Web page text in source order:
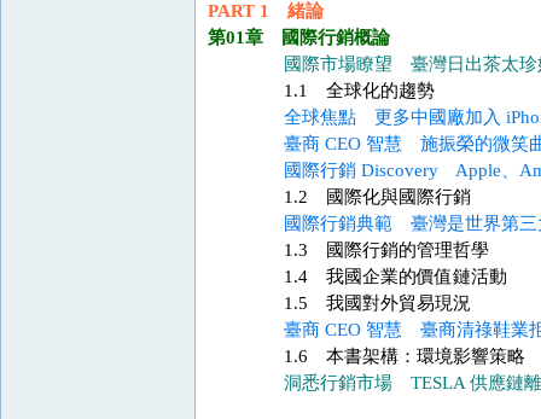
PART 1 緒論
第01章 國際行銷概論
國際市場瞭望 臺灣日出茶太珍
1.1 全球化的趨勢
全球焦點 更多中國廠加入
臺商 CEO 智慧 施振榮的微笑
國際行銷 Discovery Apple、
1.2 國際化與國際行銷
國際行銷典範 臺灣是世界第三
1.3 國際行銷的管理哲學
1.4 我國企業的價值鏈活動
1.5 我國對外貿易現況
臺商 CEO 智慧 臺商清祿鞋業
1.6 本書架構：環境影響策略
洞悉行銷市場 TESLA 供應鏈